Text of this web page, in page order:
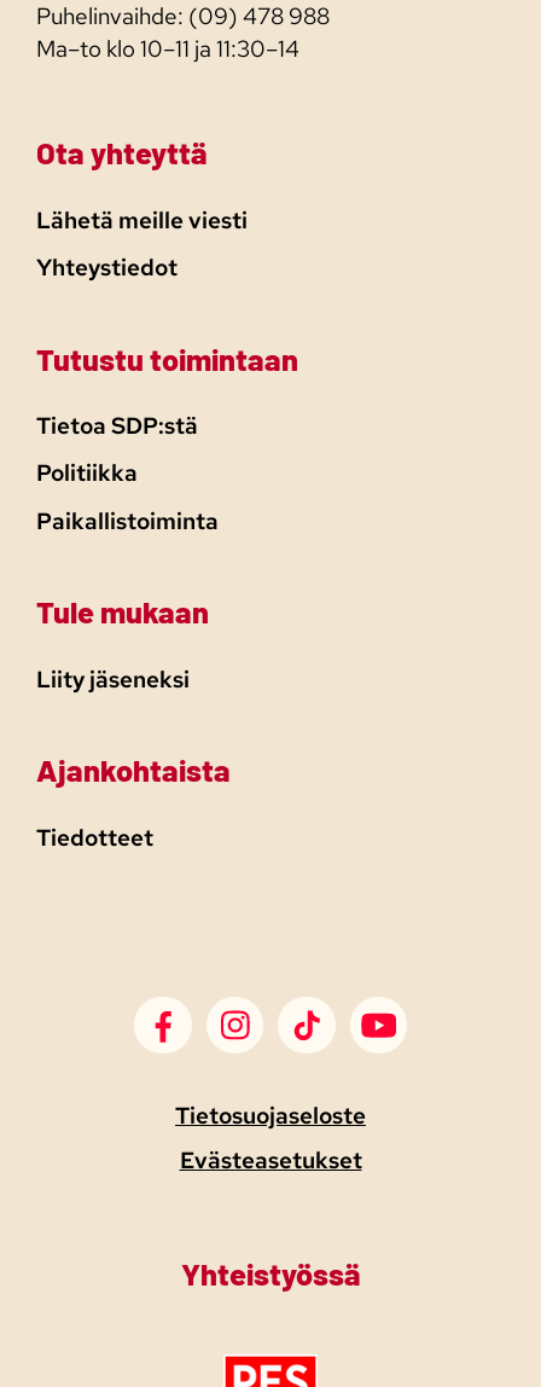
Puhelinvaihde: (09) 478 988
Ma–to klo 10–11 ja 11:30–14
Ota yhteyttä
Lähetä meille viesti
Yhteystiedot
Tutustu toimintaan
Tietoa SDP:stä
Politiikka
Paikallistoiminta
Tule mukaan
Liity jäseneksi
Ajankohtaista
Tiedotteet
SDP Facebook
SDP Instagram
SDP TikTokSDP Youtube
Tietosuojaseloste
Evästeasetukset
Yhteistyössä
Tutustu PES:n periaatejulistukseen